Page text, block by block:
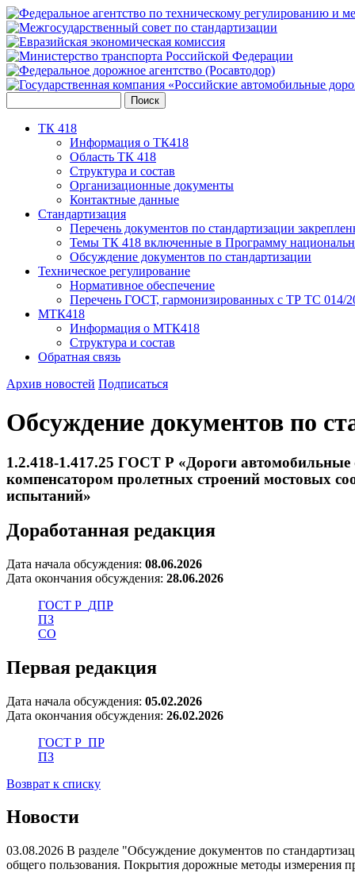
ТК 418
Информация о ТК418
Область ТК 418
Структура и состав
Организационные документы
Контактные данные
Стандартизация
Перечень документов по стандартизации
Темы ТК 418 включенные в Программу
Обсуждение документов по стандартизации
Техническое регулирование
Нормативное обеспечение
Перечень ГОСТ, гармонизированных с ТР ТС 014/
МТК418
Информация о МТК418
Структура и состав
Обратная связь
Архив новостей Подписаться
Обсуждение документов по
1.2.418-1.417.25 ГОСТ Р «Дороги
компенсатором пролетных строений мостовых
испытаний»
Доработанная редакция
Дата начала обсуждения: 08.06.2026
Дата окончания обсуждения: 28.06.2026
ГОСТ Р_ДПР
ПЗ
СО
Первая редакция
Дата начала обсуждения: 05.02.2026
Дата окончания обсуждения: 26.02.2026
ГОСТ Р_ПР
ПЗ
Возврат к списку
Новости
03.08.2026 В разделе "Обсуждение документов по
общего пользования. Покрытия дорожные методы измерения